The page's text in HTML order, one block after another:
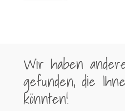
Wir haben
gefunden, die
könnten!